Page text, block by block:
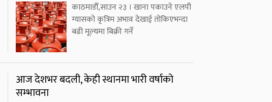
काठमाडौँ,साउन २३ । खाना पकाउने एलपी
ग्यासको कृत्रिम अभाव देखाई तोकिएभन्दा
बढी मूल्यमा बिक्री गर्ने
आज देशभर बदली, केही स्थानमा भारी वर्षाको
सम्भावना